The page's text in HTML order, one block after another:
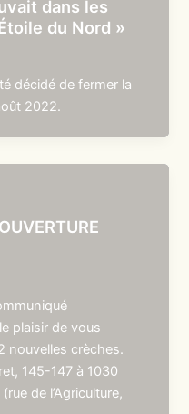
dans les
du Nord »
décidé de fermer la
2022.
plaisir de vous
nouvelles crèches.
145-147 à 1030
de l’Agriculture,